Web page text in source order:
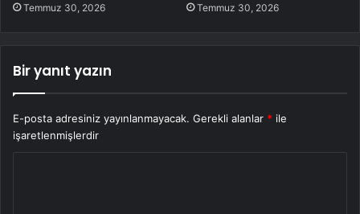
Temmuz 30, 2026 Temmuz 30, 2026
Bir yanıt yazın
E-posta adresiniz yayınlanmayacak. Gerekli alanlar * ile
işaretlenmişlerdir